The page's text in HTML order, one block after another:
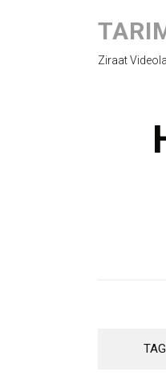
Ziraat